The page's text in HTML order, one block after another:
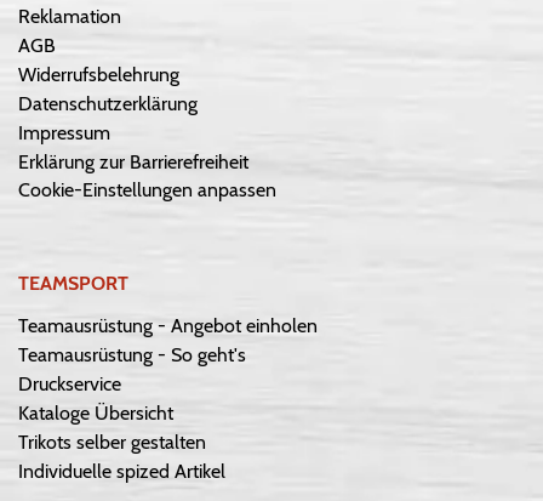
Reklamation
AGB
Widerrufsbelehrung
Datenschutzerklärung
Impressum
Erklärung zur Barrierefreiheit
Cookie-Einstellungen anpassen
TEAMSPORT
Teamausrüstung - Angebot einholen
Teamausrüstung - So geht's
Druckservice
Kataloge Übersicht
Trikots selber gestalten
Individuelle spized Artikel